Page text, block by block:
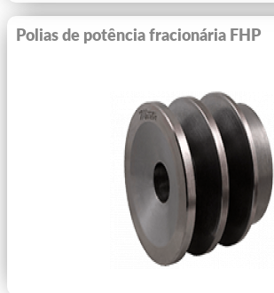
Ver Mais
Polias de potência fracionária FHP